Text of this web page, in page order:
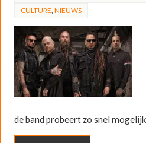
CULTURE NIEUWS
de band probeert zo snel